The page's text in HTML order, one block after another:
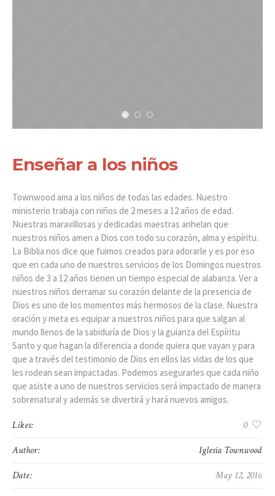
Enseñar a los niños
Townwood ama a los niños de todas las edades. Nuestro
ministerio trabaja con niños de 2 meses a 12 años de edad.
Nuestras maravillosas y dedicadas maestras anhelan que
nuestros niños amen a Dios con todo su corazón, alma y espíritu.
La Biblia nos dice que fuimos creados para adorarle y es por eso
que en cada uno de nuestros servicios de los Domingos nuestros
niños de 3 a 12 años tienen un tiempo especial de alabanza. Ver a
nuestros niños derramar su corazón delante de la presencia de
Dios es uno de los momentos más hermosos de la clase. Nuestra
oración y meta es equipar a nuestros niños para que salgan al
mundo llenos de la sabiduría de Dios y la guianza del Espíritu
Santo y que hagan la diferencia a donde quiera que vayan y para
que a través del testimonio de Dios en ellos las vidas de los que
les rodean sean impactadas. Podemos asegurarles que cada niño
que asiste a uno de nuestros servicios será impactado de manera
sobrenatural y además se divertirá y hará nuevos amigos.
Likes:
0
Author:
Iglesia Townwood
Date:
May 12, 2016